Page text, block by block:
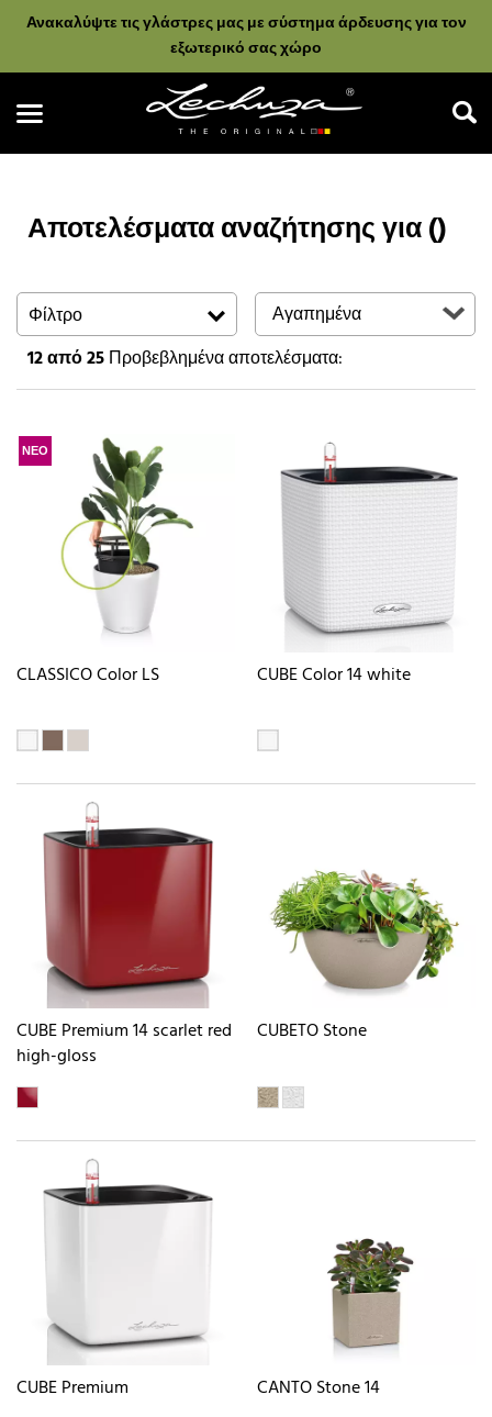
Ανακαλύψτε τις γλάστρες μας με σύστημα άρδευσης για τον
εξωτερικό σας χώρο
Αποτελέσματα αναζήτησης για ()
Φίλτρο
12από 25Προβεβλημένα αποτελέσματα:
ΝΕΟ
CLASSICO Color LS CUBE Color 14 white
CUBE Premium 14 scarlet red
high-gloss
CUBETO Stone
CUBE Premium CANTO Stone 14